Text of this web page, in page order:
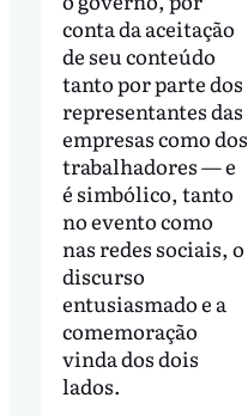
conta da aceitação
de seu conteúdo
tanto por parte dos
representantes das
empresas como dos
trabalhadores — e
é simbólico, tanto
no evento como
nas redes sociais, o
discurso
entusiasmado e a
comemoração
vinda dos dois
lados.